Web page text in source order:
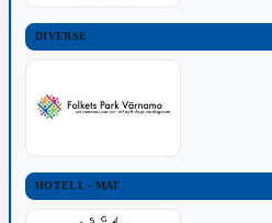
DIVERSE
HOTELL - MAT